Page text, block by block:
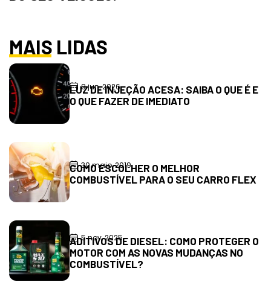
MAIS LIDAS
8 jun, 2026
LUZ DE INJEÇÃO ACESA: SAIBA O QUE É E
O QUE FAZER DE IMEDIATO
30 maio, 2019
COMO ESCOLHER O MELHOR
COMBUSTÍVEL PARA O SEU CARRO FLEX
5 nov, 2025
ADITIVOS DE DIESEL: COMO PROTEGER O
MOTOR COM AS NOVAS MUDANÇAS NO
COMBUSTÍVEL?